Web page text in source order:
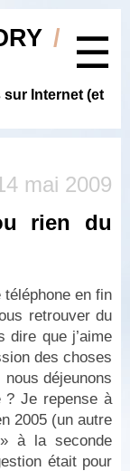
/
☰
Internet (et
mai 2009
rien du
téléphone en fin
retrouver du
dire que j’aime
des choses
déjeunons
? Je repense à
2005 (un autre
à la seconde
était pour